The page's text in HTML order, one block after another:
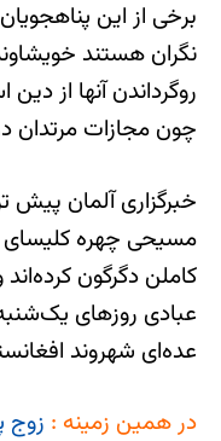
برخی از این
نگران هستند
روگرداندن آنها از دین
چون مجازات مرتدان
خبرگزاری آلمان پیش
مسیحی چهره کلیسای
کاملن دگرگون
عبادی روزهای
عده‌ای شهروند
در همین زمینه : زوج